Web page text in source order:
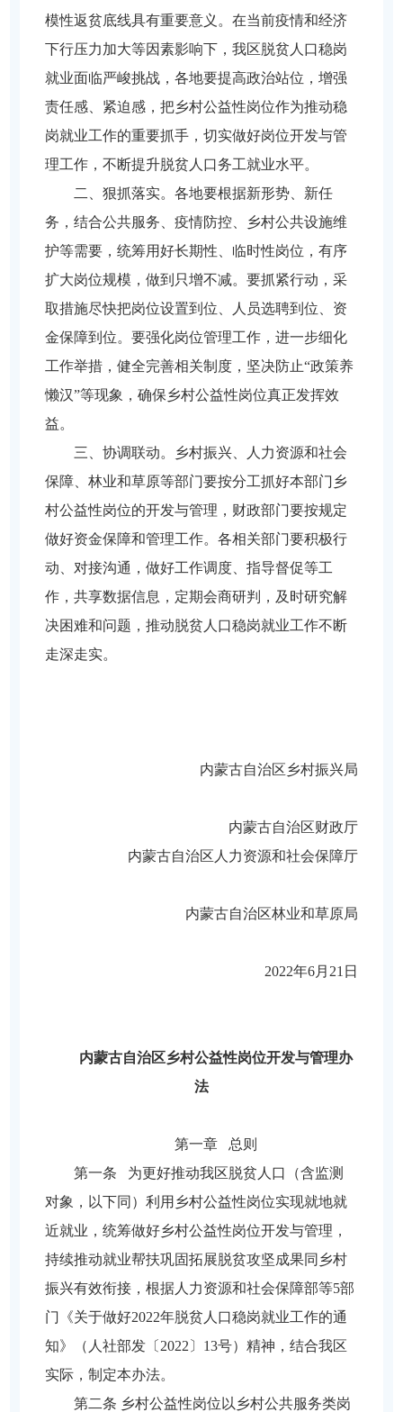
模性返贫底线具有重要意义。在当前疫情和经济
下行压力加大等因素影响下，我区脱贫人口稳岗
就业面临严峻挑战，各地要提高政治站位，增强
责任感、紧迫感，把乡村公益性岗位作为推动稳
岗就业工作的重要抓手，切实做好岗位开发与管
理工作，不断提升脱贫人口务工就业水平。
二、狠抓落实。各地要根据新形势、新任
务，结合公共服务、疫情防控、乡村公共设施维
护等需要，统筹用好长期性、临时性岗位，有序
扩大岗位规模，做到只增不减。要抓紧行动，采
取措施尽快把岗位设置到位、人员选聘到位、资
金保障到位。要强化岗位管理工作，进一步细化
工作举措，健全完善相关制度，坚决防止“政策养
懒汉”等现象，确保乡村公益性岗位真正发挥效
益。
三、协调联动。乡村振兴、人力资源和社会
保障、林业和草原等部门要按分工抓好本部门乡
村公益性岗位的开发与管理，财政部门要按规定
做好资金保障和管理工作。各相关部门要积极行
动、对接沟通，做好工作调度、指导督促等工
作，共享数据信息，定期会商研判，及时研究解
决困难和问题，推动脱贫人口稳岗就业工作不断
走深走实。
内蒙古自治区乡村振兴局
内蒙古自治区财政厅
内蒙古自治区人力资源和社会保障厅
内蒙古自治区林业和草原局
2022年6月21日
内蒙古自治区乡村公益性岗位开发与管理办
法
第一章 总则
第一条 为更好推动我区脱贫人口（含监测
对象，以下同）利用乡村公益性岗位实现就地就
近就业，统筹做好乡村公益性岗位开发与管理，
持续推动就业帮扶巩固拓展脱贫攻坚成果同乡村
振兴有效衔接，根据人力资源和社会保障部等5部
门《关于做好2022年脱贫人口稳岗就业工作的通
知》（人社部发〔2022〕13号）精神，结合我区
实际，制定本办法。
第二条 乡村公益性岗位以乡村公共服务类岗